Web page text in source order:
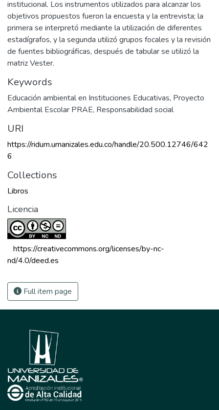
institucional. Los instrumentos utilizados para alcanzar los
objetivos propuestos fueron la encuesta y la entrevista; la
primera se interpretó mediante la utilización de diferentes
estadígrafos, y la segunda utilizó grupos focales y la revisión
de fuentes bibliográficas, después de tabular se utilizó la
matriz Vester.
Keywords
Educación ambiental en Instituciones Educativas, Proyecto
Ambiental Escolar PRAE, Responsabilidad social
URI
https://ridum.umanizales.edu.co/handle/20.500.12746/642
6
Collections
Libros
Licencia
https://creativecommons.org/licenses/by-nc-
nd/4.0/deed.es
Full item page